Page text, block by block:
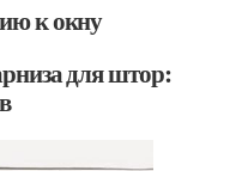
к окну
для штор: